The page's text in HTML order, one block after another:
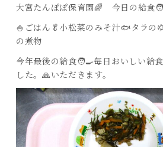
大宮たんぽぽ保育園🌈 今日の給食
🍚ごはん🥬小松菜のみそ汁🐟タラの
の煮物
今年最後の給食🧑‍🍳毎日おいしい給
した。🙏いただきます。